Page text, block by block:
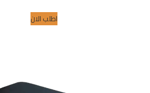
اطلب الان